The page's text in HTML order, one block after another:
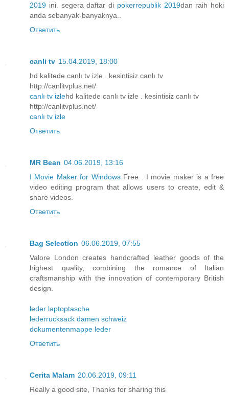
2019 ini. segera daftar di pokerrepublik 2019dan raih hoki
anda sebanyak-banyaknya..
Ответить
canli tv 15.04.2019, 18:00
hd kalitede canlı tv izle . kesintisiz canlı tv
http://canlitvplus.net/
canlı tv izlehd kalitede canlı tv izle . kesintisiz canlı tv
http://canlitvplus.net/
canlı tv izle
Ответить
MR Bean 04.06.2019, 13:16
I Movie Maker for WindowsFree . I movie maker is a free
video editing program that allows users to create, edit &
share videos.
Ответить
Bag Selection 06.06.2019, 07:55
Valore London creates handcrafted leather goods of the
highest quality, combining the romance of Italian
craftsmanship with the innovation of contemporary British
design.
leder laptoptasche
lederrucksack damen schweiz
dokumentenmappe leder
Ответить
Cerita Malam 20.06.2019, 09:11
Really a good site, Thanks for sharing this